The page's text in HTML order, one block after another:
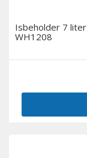
Isbeholder 7
WH1208